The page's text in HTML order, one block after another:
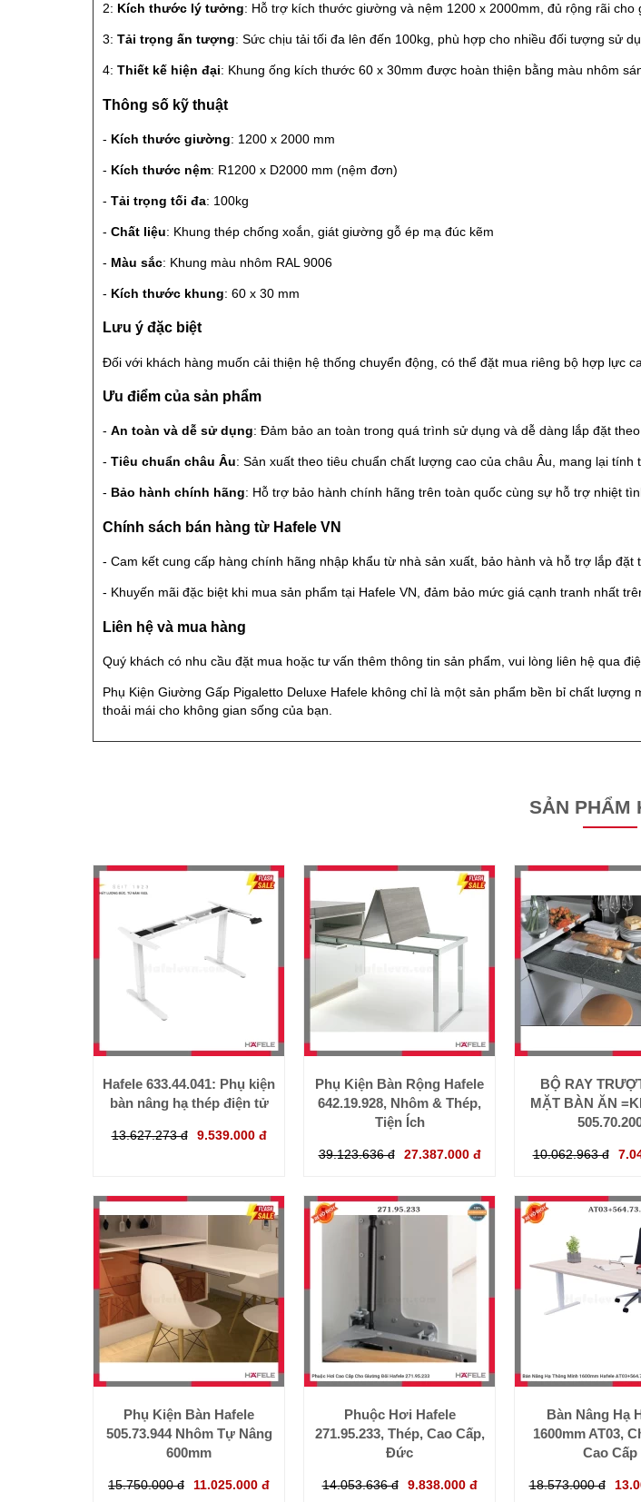
2: Kích thước lý tưởng: Hỗ trợ kích thước giường và nệm 1200 x 2000mm, đủ rộng rãi cho
3: Tải trọng ấn tượng: Sức chịu tải tối đa lên đến 100kg, phù hợp cho nhiều đối tượng sử
4: Thiết kế hiện đại: Khung ống kích thước 60 x 30mm được hoàn thiện bằng màu nhôm
Thông số kỹ thuật
- Kích thước giường: 1200 x 2000 mm
- Kích thước nệm: R1200 x D2000 mm (nệm đơn)
- Tải trọng tối đa: 100kg
- Chất liệu: Khung thép chống xoắn, giát giường gỗ ép mạ đúc kẽm
- Màu sắc: Khung màu nhôm RAL 9006
- Kích thước khung: 60 x 30 mm
Lưu ý đặc biệt
Đối với khách hàng muốn cải thiện hệ thống chuyển động, có thể đặt mua riêng bộ hợp lực
Ưu điểm của sản phẩm
- An toàn và dễ sử dụng: Đảm bảo an toàn trong quá trình sử dụng và dễ dàng lắp đặt
- Tiêu chuẩn châu Âu: Sản xuất theo tiêu chuẩn chất lượng cao của châu Âu, mang lại tính
- Bảo hành chính hãng: Hỗ trợ bảo hành chính hãng trên toàn quốc cùng sự hỗ trợ nhiệt
Chính sách bán hàng từ Hafele VN
- Cam kết cung cấp hàng chính hãng nhập khẩu từ nhà sản xuất, bảo hành và hỗ trợ lắp đặt
- Khuyến mãi đặc biệt khi mua sản phẩm tại Hafele VN, đảm bảo mức giá cạnh tranh nhất
Liên hệ và mua hàng
Quý khách có nhu cầu đặt mua hoặc tư vấn thêm thông tin sản phẩm, vui lòng liên hệ qua
Phụ Kiện Giường Gấp Pigaletto Deluxe Hafele không chỉ là một sản phẩm bền bỉ chất
thoải mái cho không gian sống của bạn.
SẢN PHẨM
Hafele 633.44.041: Phụ kiện
bàn nâng hạ thép điện tử
13.627.273 đ 9.539.000 đ
Phụ Kiện Bàn Rộng Hafele
642.19.928, Nhôm & Thép,
Tiện Ích
39.123.636 đ 27.387.000 đ
BỘ RAY
MẶT BÀN ĂN
10.062.963 đ
Phụ Kiện Bàn Hafele
505.73.944 Nhôm Tự Nâng
600mm
15.750.000 đ 11.025.000 đ
Phuộc Hơi Hafele
271.95.233, Thép, Cao Cấp,
Đức
14.053.636 đ 9.838.000 đ
Bàn Nâng Hạ
1600mm AT03,
Cao Cấp
18.573.000 đ